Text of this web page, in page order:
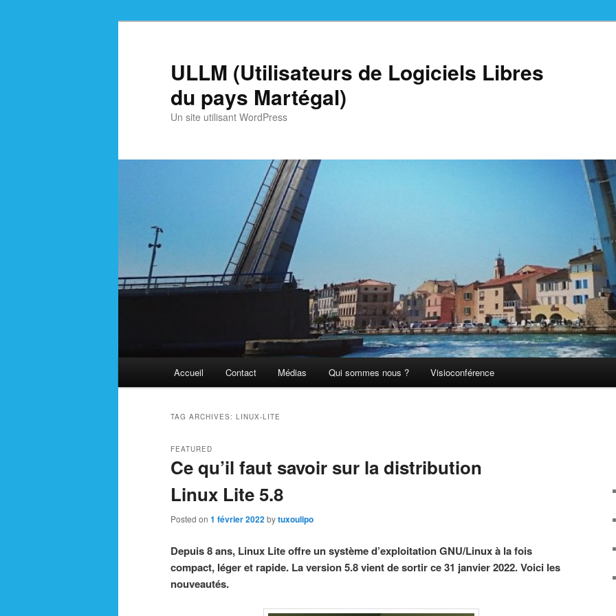
ULLM (Utilisateurs de Logiciels Libres
du pays Martégal)
Un site utilisant WordPress
Accueil Contact Médias Qui sommes nous ? Visioconférence
TAG ARCHIVES: LINUX-LITE
Ce qu’il faut savoir sur la distribution
Linux Lite 5.8
FEATURED
Posted on 1 février 2022bytuxoulipo
Depuis 8 ans, Linux Lite offre un système d’exploitation GNU/Linux à la fois
compact, léger et rapide. La version 5.8 vient de sortir ce 31 janvier 2022. Voici les
nouveautés.